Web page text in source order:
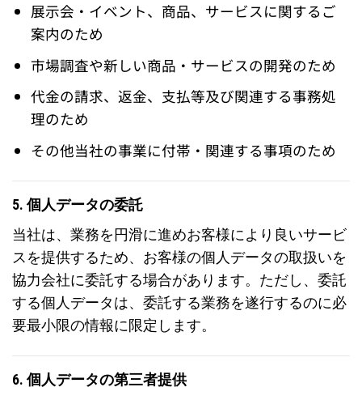
展示会・イベント、商品、サービスに関するご
案内のため
市場調査や新しい商品・サービスの開発のため
代金の請求、返金、支払等及び関連する事務処
理のため
その他当社の事業に付帯・関連する事項のため
5. 個人データの委託
当社は、業務を円滑に進めお客様により良いサービ
スを提供するため、お客様の個人データの取扱いを
協力会社に委託する場合があります。ただし、委託
する個人データは、委託する業務を遂行するのに必
要最小限の情報に限定します。
6. 個人データの第三者提供